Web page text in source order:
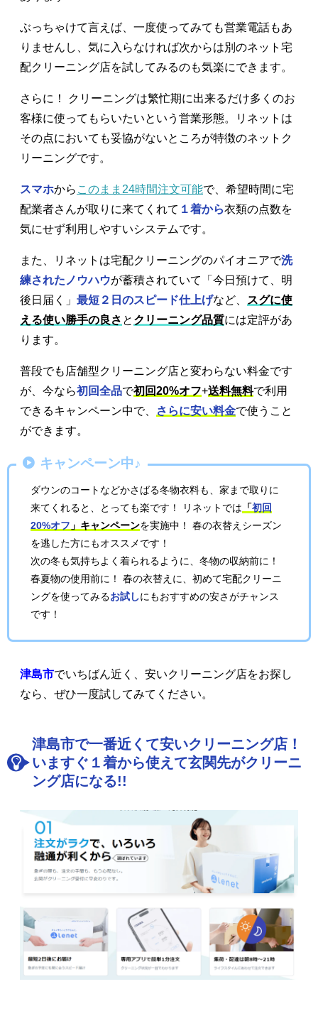
ぶっちゃけて言えば、一度使ってみても営業電話もあ
りませんし、気に入らなければ次からは別のネット宅
配クリーニング店を試してみるのも気楽にできます。
さらに！ クリーニングは繁忙期に出来るだけ多くのお
客様に使ってもらいたいという営業形態。リネットは
その点においても妥協がないところが特徴のネットク
リーニングです。
スマホから このまま24時間注文可能で、希望時間に宅
配業者さんが取りに来てくれて １着から衣類の点数を
気にせず利用しやすいシステムです。
また、リネットは宅配クリーニングのパイオニアで洗
練されたノウハウが蓄積されていて「今日預けて、明
後日届く」 最短２日のスピード仕上げなど、
スグに使
える使い勝手の良さ と クリーニング品質には定評があ
ります。
普段でも店舗型クリーニング店と変わらない料金です
が、今なら初回全品で初回20%オフ+送料無料で利用
できるキャンペーン中で、
さらに安い料金で使うこと
ができます。
キャンペーン中♪
ダウンのコートなどかさばる冬物衣料も、家まで取りに
来てくれると、とっても楽です！ リネットでは 「初回
20%オフ 」キャンペーンを実施中！ 春の衣替えシーズン
を逃した方にもオススメです！
次の冬も気持ちよく着られるように、冬物の収納前に！
春夏物の使用前に！ 春の衣替えに、初めて宅配クリーニ
ングを使ってみるお試しにもおすすめの安さがチャンス
です！
津島市でいちばん近く、安いクリーニング店をお探し
なら、ぜひ一度試してみてください。
津島市で一番近くて安いクリーニング店！
いますぐ１着から使えて玄関先がクリーニ
ング店になる!!